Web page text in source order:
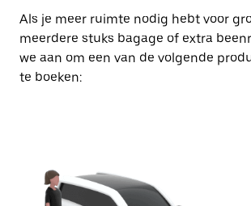
Als je meer ruimte nodig hebt voor
meerdere stuks bagage of extra
we aan om een van de volgende
te boeken: